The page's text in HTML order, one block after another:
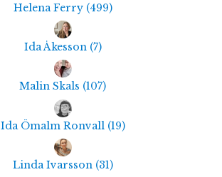
Helena Ferry (499)
Ida Åkesson (7)
Malin Skals (107)
Ida Ömalm Ronvall (19)
Linda Ivarsson (31)